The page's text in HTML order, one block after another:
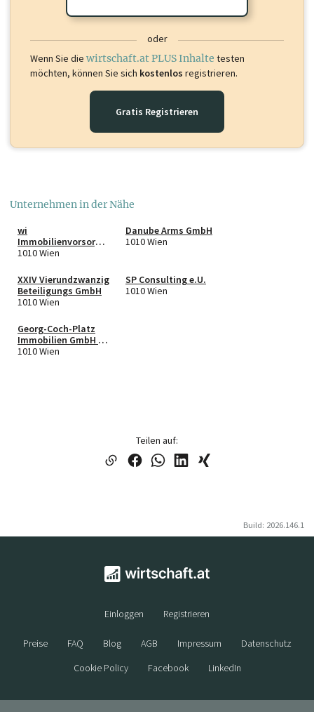
oder
Wenn Sie die wirtschaft.at PLUS Inhalte testen
möchten, können Sie sich kostenlos registrieren.
Gratis Registrieren
Unternehmen in der Nähe
wi
Immobilienvorsorge
Lapislazuli GmbH &
1010 Wien
Danube Arms GmbH
1010 Wien
XXIV Vierundzwanzig
Beteiligungs GmbH
1010 Wien
SP Consulting e.U.
1010 Wien
Georg-Coch-Platz
Immobilien GmbH &
GmbH OG
1010 Wien
Teilen auf:
Build: 2026.146.1
Einloggen Registrieren
Preise FAQ Blog AGB Impressum
Datenschutz
Cookie Policy
Facebook LinkedIn